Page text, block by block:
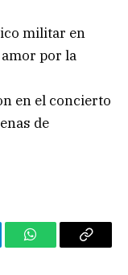
militar en
por la
en el concierto
de
WhatsAppCopy